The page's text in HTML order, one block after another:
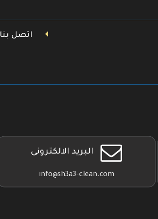
اتصل بنا
البريد الالكترونى
info@sh3a3-clean.com